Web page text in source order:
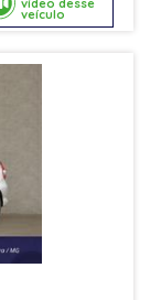
vídeo desse
veículo